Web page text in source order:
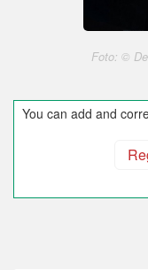
Foto: ©
You can add and